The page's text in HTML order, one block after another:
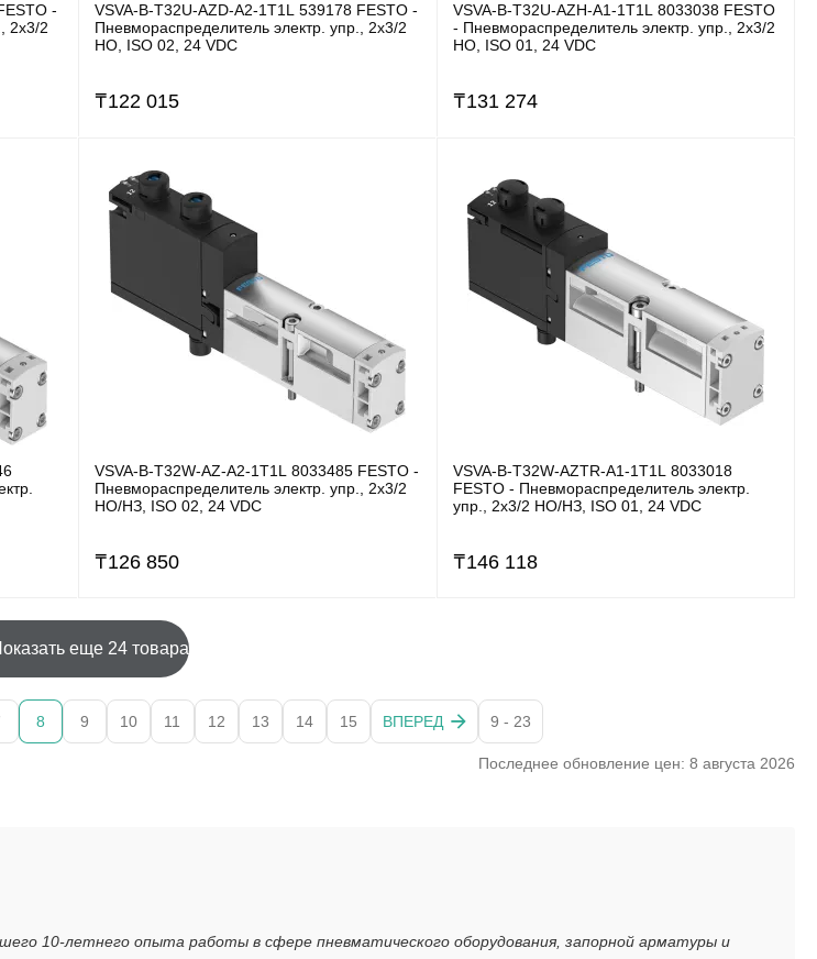
-
2x3/2
VSVA-B-T32U-AZD-A2-1T1L 539178 FESTO -
Пневмораспределитель электр. упр., 2x3/2
НО, ISO 02, 24 VDC
₸122 015
VSVA-B-T32U-AZH-A1-1T1L 8033038 FESTO
- Пневмораспределитель электр. упр., 2x3/2
НО, ISO 01, 24 VDC
₸131 274
VSVA-B-T32W-AZ-A2-1T1L 8033485 FESTO -
Пневмораспределитель электр. упр., 2x3/2
НO/НЗ, ISO 02, 24 VDC
₸126 850
VSVA-B-T32W-AZTR-A1-1T1L 8033018
FESTO - Пневмораспределитель электр.
упр., 2x3/2 НO/НЗ, ISO 01, 24 VDC
₸146 118
еще 24 товара
8 9 10 11 12 13 14 15 ВПЕРЕД 9 - 23
Последнее обновление цен: 8 августа 2026
10-летнего опыта работы в сфере пневматического оборудования, запорной арматуры и